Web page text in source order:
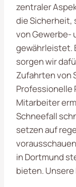
zentraler
die Sicherheit,
von Gewerbe-
gewährleistet.
sorgen wir
Zufahrten von
Professionelle
Mitarbeiter
Schneefall
setzen auf
in Dortmund
bieten.